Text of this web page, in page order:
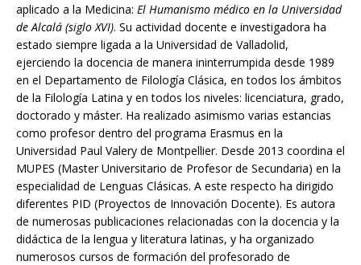
aplicado a la Medicina: El Humanismo médico en la Universidad
de Alcalá (siglo XVI). Su actividad docente e investigadora ha
estado siempre ligada a la Universidad de Valladolid,
ejerciendo la docencia de manera ininterrumpida desde 1989
en el Departamento de Filología Clásica, en todos los ámbitos
de la Filología Latina y en todos los niveles: licenciatura, grado,
doctorado y máster. Ha realizado asimismo varias estancias
como profesor dentro del programa Erasmus en la
Universidad Paul Valery de Montpellier. Desde 2013 coordina el
MUPES (Master Universitario de Profesor de Secundaria) en la
especialidad de Lenguas Clásicas. A este respecto ha dirigido
diferentes PID (Proyectos de Innovación Docente). Es autora
de numerosas publicaciones relacionadas con la docencia y la
didáctica de la lengua y literatura latinas, y ha organizado
numerosos cursos de formación del profesorado de